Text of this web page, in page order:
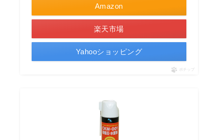
Amazon
楽天市場
Yahooショッピング
ポチップ